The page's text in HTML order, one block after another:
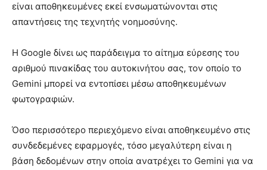
είναι αποθηκευμένες εκεί ενσωματώνονται στις
απαντήσεις της τεχνητής νοημοσύνης.
Η Google δίνει ως παράδειγμα το αίτημα εύρεσης του
αριθμού πινακίδας του αυτοκινήτου σας, τον οποίο το
Gemini μπορεί να εντοπίσει μέσω αποθηκευμένων
φωτογραφιών.
Όσο περισσότερο περιεχόμενο είναι αποθηκευμένο στις
συνδεδεμένες εφαρμογές, τόσο μεγαλύτερη είναι η
βάση δεδομένων στην οποία ανατρέχει το Gemini για να